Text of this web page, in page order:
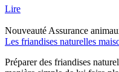
Lire
Nouveauté Assurance
Les friandises naturelles
Préparer des friandises